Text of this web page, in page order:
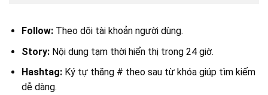
Follow:Theo dõi tài khoản người dùng.
Story:Nội dung tạm thời hiển thị trong 24 giờ.
Hashtag:Ký tự thăng # theo sau từ khóa giúp tìm kiếm
dễ dàng.